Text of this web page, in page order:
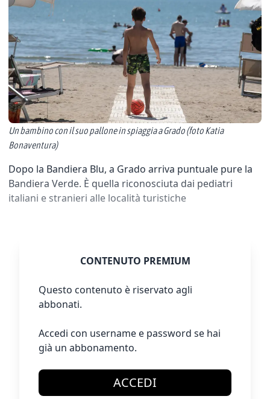
Un bambino con il suo pallone in spiaggia a Grado (foto Katia
Bonaventura)
Dopo la Bandiera Blu, a Grado arriva puntuale pure la
Bandiera Verde. È quella riconosciuta dai pediatri
italiani e stranieri alle località turistiche
CONTENUTO PREMIUM
Questo contenuto è riservato agli
abbonati.
Accedi con username e password se hai
già un abbonamento.
ACCEDI